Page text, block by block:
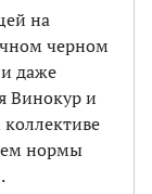
на
черном
даже
Винокур и
нормы